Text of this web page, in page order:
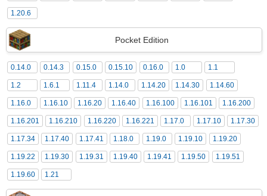
1.20.6
Pocket Edition
0.14.0 0.14.3 0.15.0 0.15.10 0.16.0 1.0 1.1
1.2 1.6.1 1.11.4 1.14.0 1.14.20 1.14.30 1.14.60
1.16.0 1.16.10 1.16.20 1.16.40 1.16.100 1.16.101 1.16.200
1.16.201 1.16.210 1.16.220 1.16.221 1.17.0 1.17.10 1.17.30
1.17.34 1.17.40 1.17.41 1.18.0 1.19.0 1.19.10 1.19.20
1.19.22 1.19.30 1.19.31 1.19.40 1.19.41 1.19.50 1.19.51
1.19.60 1.21